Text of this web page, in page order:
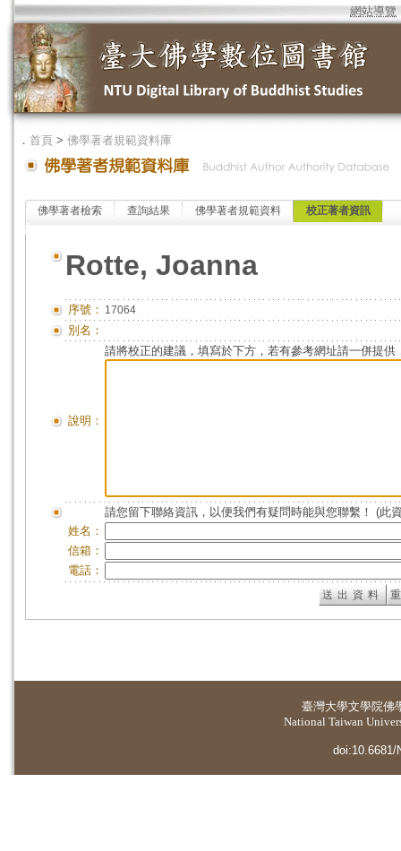
網站導覽
． 首頁 > 佛學著者規範資料庫
佛學著者檢索 查詢結果 佛學著者規範資料 校正著者資訊
Rotte, Joanna
序號： 17064
別名：
說明：
請將校正的建議，填寫於下方，若有參考網址請一併提供
請您留下聯絡資訊，以便我們有疑問時能與您聯繫！ (此
姓名：
信箱：
電話：
臺灣大學文學院佛
National Taiwan
doi:10.6681/